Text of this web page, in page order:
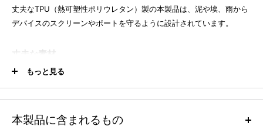
丈夫なTPU（熱可塑性ポリウレタン）製の本製品は、泥や埃、雨から
デバイスのスクリーンやポートを守るように設計されています。
丈夫な素材
必要なときにさっと取りつけ、不要になったらすぐに外せます。耐久
性に優れたTPU素材を使用しているので、ポケットやバッグに入れて
も、ポンチョを傷つけることはありません。
もっと見る
本製品に含まれるもの